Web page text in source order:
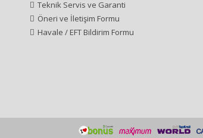
Teknik Servis ve Garanti
Öneri ve İletişim Formu
Havale / EFT Bildirim Formu